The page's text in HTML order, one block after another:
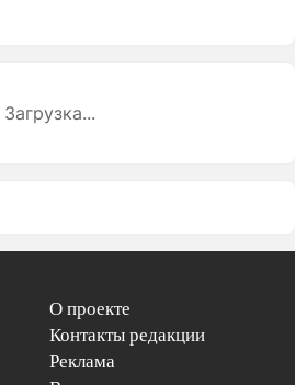
Загрузка...
О проекте
Контакты редакции
Реклама